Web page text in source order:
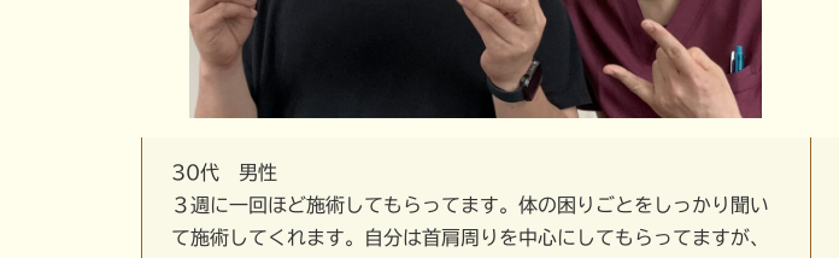
30代 男性
３週に一回ほど施術してもらってます。体の困りごとをしっかり聞い
て施術してくれます。自分は首肩周りを中心にしてもらってますが、